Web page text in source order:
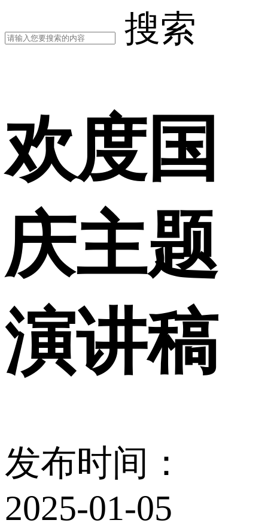
搜索
欢度国
庆主题
演讲稿
发布时间：
2025-01-05